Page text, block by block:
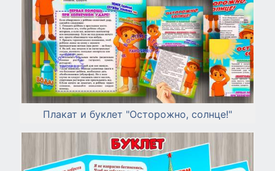
Плакат и буклет "Осторожно, солнце!"